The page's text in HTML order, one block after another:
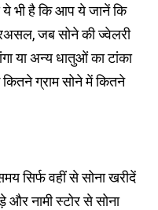
भी है कि आप ये जानें कि
जब सोने की ज्वेलरी
या अन्य धातुओं का टांका
ग्राम सोने में कितने
सिर्फ वहीं से सोना खरीदें
नामी स्टोर से सोना